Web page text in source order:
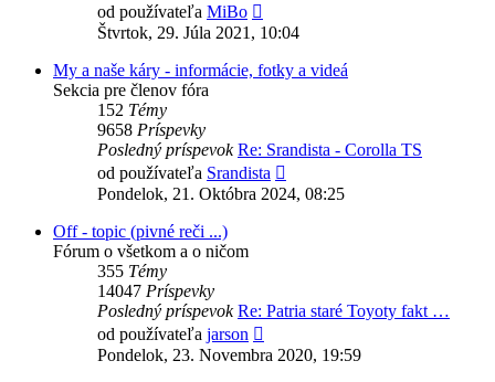
od používateľa MiBo
posledný
Štvrtok, 29. Júla 2021, 10:04
My a naše káry - informácie, fotky a videá
Sekcia pre členov fóra
152 Témy
9658 Príspevky
Posledný príspevok Re: Srandista - Corolla TS
od používateľa Srandista
posledný
Pondelok, 21. Októbra 2024, 08:25
Off - topic (pivné reči ...)
Fórum o všetkom a o ničom
355 Témy
14047 Príspevky
Posledný príspevok Re: Patria staré Toyoty fakt …
od používateľa jarson
posledný
Pondelok, 23. Novembra 2020, 19:59